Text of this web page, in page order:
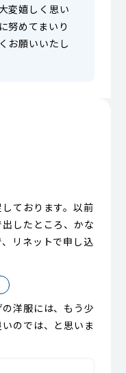
変嬉しく思い
努めてまいり
お願いいたし
ております。以前
したところ、かな
リネットで申し込
洋服には、もう少
のでは、と思いま